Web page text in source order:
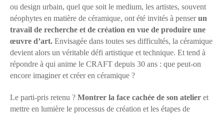
ou design urbain, quel que soit le medium, les artistes, souvent
néophytes en matière de céramique, ont été invités à penserun
travail de recherche et de création en vue de produire une
œuvre d’art. Envisagée dans toutes ses difficultés, la céramique
devient alors un véritable défi artistique et technique. Et tend à
répondre à qui anime le CRAFT depuis 30 ans : que peut-on
encore imaginer et créer en céramique ?
Le parti-pris retenu ? Montrer la face cachée de son atelier et
mettre en lumière le processus de création et les étapes de